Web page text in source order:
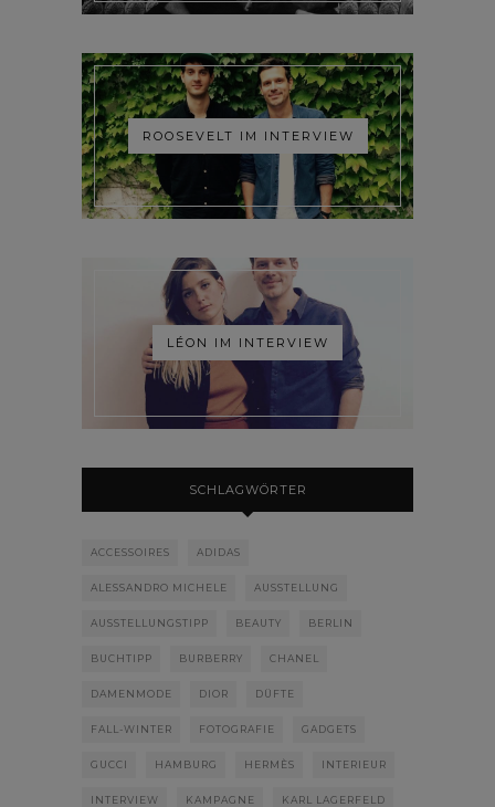
ROOSEVELT IM INTERVIEW
LÉON IM INTERVIEW
SCHLAGWÖRTER
ACCESSOIRES ADIDAS
ALESSANDRO MICHELE AUSSTELLUNG
AUSSTELLUNGSTIPP BEAUTY BERLIN
BUCHTIPP BURBERRY CHANEL
DAMENMODE DIOR DÜFTE
FALL-WINTER FOTOGRAFIE GADGETS
GUCCI HAMBURG HERMÈS INTERIEUR
INTERVIEW KAMPAGNE KARL LAGERFELD